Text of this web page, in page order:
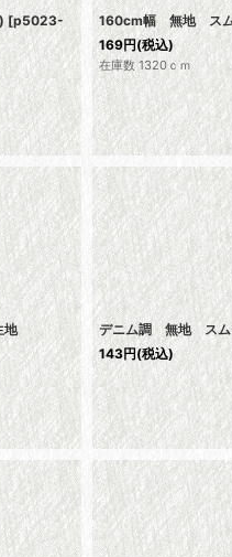
[p5023-
160cm幅 無地 スム
169円(税込)
在庫数 1320ｃｍ
デニム調 無地 スム
143円(税込)